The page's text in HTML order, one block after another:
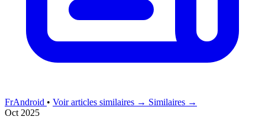
FrAndroid • Voir articles similaires → Similaires →
Oct 2025